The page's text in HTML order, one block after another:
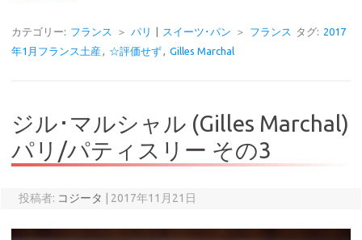
カテゴリー: フランス ＞ パリ スイーツ･パン ＞ フランス タグ: 2017
年1月フランス土産, ☆評価せず, Gilles Marchal
ジル･マルシャル (Gilles Marchal)
パリ/パティスリー その3
投稿者: コジータ 2017年11月21日